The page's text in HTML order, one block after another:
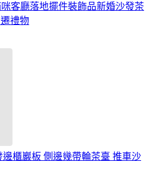
客廳落地擺件裝飾品新婚沙發茶
禮物
櫃巖板 側邊幾帶輪茶臺 推車沙